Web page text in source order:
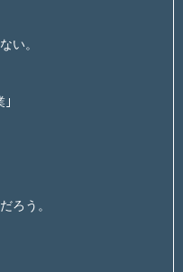
い。
｣
ろう。